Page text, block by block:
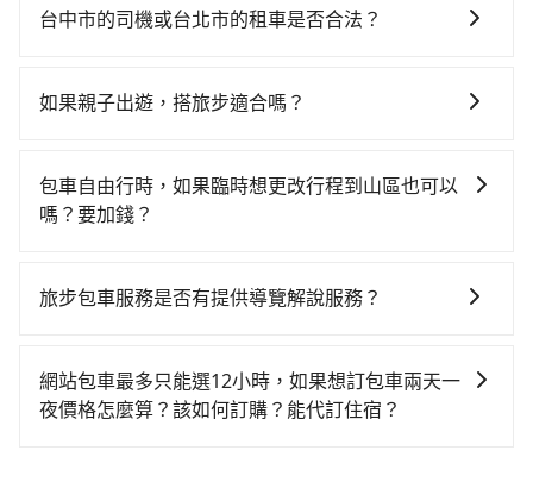
班的計程車，搭上小黃後約花16分鐘、車費200元後，
之平均每人花費為930元。不過，台中市少部分小黃司機
費約790元，費時1小時56分鐘。選擇搭乘高鐵而不預約
包車，不僅每人至少額外負擔140元車資，而且更會額外
共乘服務，最多可再節省50%的交通費用。
$115~205承租小轎車，每公里再額外加收$3.2，從通豪
達目的地後多久原路返回），雖已將eTag和可能的每小
車型，如Toyota Yaris、Prius C、Vios這類乘坐體驗較
差的車款，如果人數超過四位，更是沒有較大的七人座
凹的車門仍未被修理，每一次租車都好像在開樂透一
車位，對於急著用車或者要載其他乘客的人來說就有不
小的風險。最後，雖然路邊隨租隨還看似方便，但實際
灣大車隊、Uber、Line Taxi、Yoxi等，如果在路邊攔不
看。依照里程跳錶計算，價格約為3,925~4,700元間，但
網預約，以免當場被坑受騙。綜合以上，無論在價格或
服務品質上，tripool都是你從通豪大飯店到Rainbow
台中市的司機或台北市的租車是否合法？
車、私家車或野雞車在招攬生意，這不僅是違法可能被
都無法監控或追查。最好別為了省小錢而冒上不必要的
風險。而tripool雇用的司機、使用的車輛以及配合的車
險。最好辨別叫的車是否合法，就看車牌的開頭，只要
如果親子出遊，搭旅步適合嗎？
椅及兒童用增高墊供您選購(租借300元/個)，讓您和孩子
出遊時安全更有保障。
包車自由行時，如果臨時想更改行程到山區也可以
嗎？要加錢？
旅步可能會根據行經的路線是否超過海拔1500公尺來進
我們會透過Email的方式向您說明收費細節，讓您能更放
心地享受旅步為您提供的服務。
旅步包車服務是否有提供導覽解說服務？
需要導覽服務，可事先透過電子郵件
booking@tripool.app聯繫我們，將有專人協助回覆確
網站包車最多只能選12小時，如果想訂包車兩天一
夜價格怎麼算？該如何訂購？能代訂住宿？